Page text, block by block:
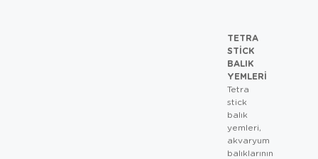
TETRA
STICK
BALIK
YEMLERI
Tetra
stick
balık
yemleri,
akvaryum
balıklarının